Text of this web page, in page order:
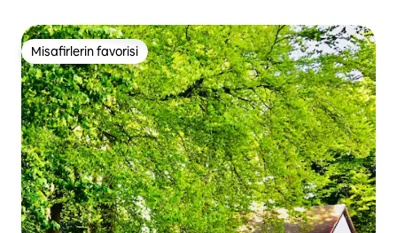
Misafirlerin favorisi
Misafirlerin favorisi